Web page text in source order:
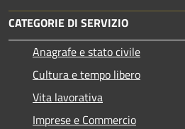
CATEGORIE DI SERVIZIO
Anagrafe e stato civile
Cultura e tempo libero
Vita lavorativa
Imprese e Commercio